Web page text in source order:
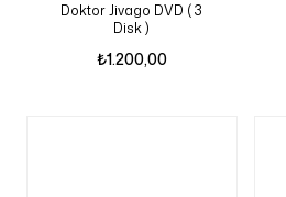
Doktor Jivago DVD ( 3
Disk )
₺1.200,00